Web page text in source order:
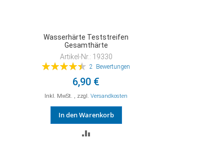
Wasserhärte Teststreifen
Gesamthärte
Artikel-Nr.: 19330
Bewertung:
2 Bewertungen
6,90 €
Inkl. MwSt. , zzgl.Versandkosten
In den Warenkorb